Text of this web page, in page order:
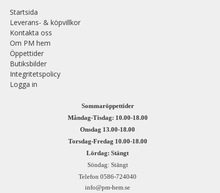
Startsida
Leverans- & köpvillkor
Kontakta oss
Om PM hem
Öppettider
Butiksbilder
Integritetspolicy
Logga in
Sommaröppettider
Måndag-Tisdag: 10.00-18.00
Onsdag 13.00-18.00
Torsdag-Fredag 10.00-18.00
Lördag: Stängt
Söndag: Stängt
Telefon 0586-724040
info@pm-hem.se